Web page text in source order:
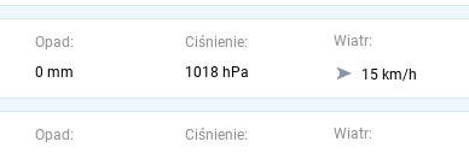
Opad:
0 mm
Ciśnienie:
1018 hPa
Wiatr:
15 km/h
Opad:
Ciśnienie:
Wiatr: